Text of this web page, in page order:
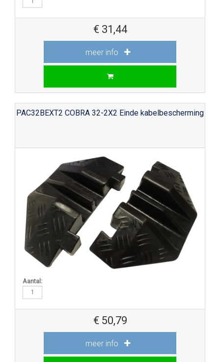
€ 31,44
meer info
PAC32BEXT2 COBRA 32-2X2 Einde kabelbescherming
Aantal:
€ 50,79
meer info